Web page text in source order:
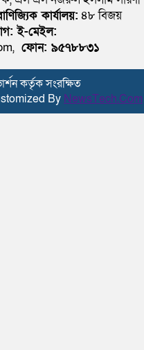
কার্যালয়: ৪৮ বিজয়
ই-মেইল:
ফোন: ৯৫৭৮৮৩১
কর্তৃক সংরক্ষিত
By NewsTech.Com